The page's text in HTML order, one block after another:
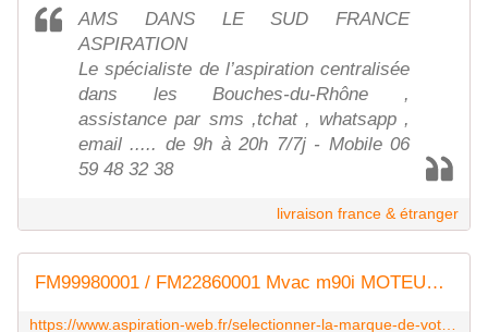
AMS DANS LE SUD FRANCE
ASPIRATION
Le spécialiste de l’aspiration centralisée
dans les Bouches-du-Rhône ,
assistance par sms ,tchat , whatsapp ,
email ..... de 9h à 20h 7/7j - Mobile 06
59 48 32 38
livraison france & étranger
FM99980001 / FM22860001 Mvac m90i MOTEUR Ametek 119998-41 Lamb